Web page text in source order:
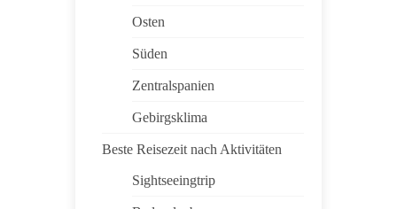
Osten
Süden
Zentralspanien
Gebirgsklima
Beste Reisezeit nach Aktivitäten
Sightseeingtrip